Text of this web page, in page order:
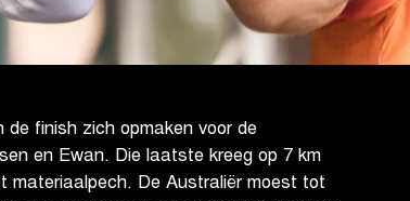
finish zich opmaken voor de
en Ewan. Die laatste kreeg op 7 km
materiaalpech. De Australiër moest tot